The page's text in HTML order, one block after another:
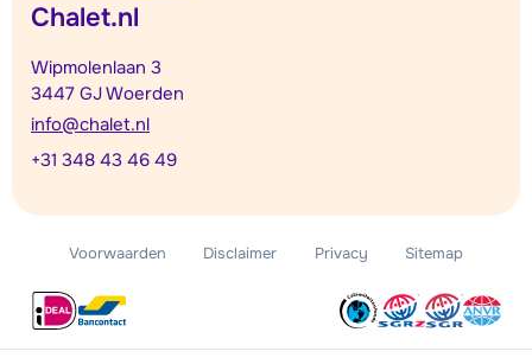
Chalet.nl
Wipmolenlaan 3
3447 GJ Woerden
info@chalet.nl
+31 348 43 46 49
Voorwaarden Disclaimer Privacy Sitemap